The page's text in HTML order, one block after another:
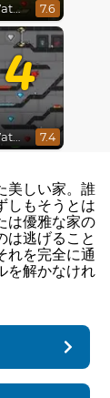
Fireboy and Watergirl 5 : Elements 7.6
4
Fireboy and Watergirl 4 : Crystal Temple 7.4
美しい家。誰
しもそうとは
は優雅な家の
は逃げること
れを完全に通
を解かなけれ